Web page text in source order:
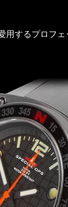
用するプロフ